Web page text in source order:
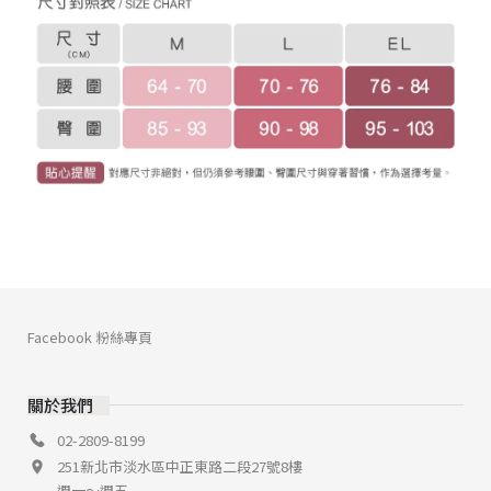
關於我們
02-2809-8199
251新北市淡水區中正東路二段27號8樓
Facebook 粉絲專頁